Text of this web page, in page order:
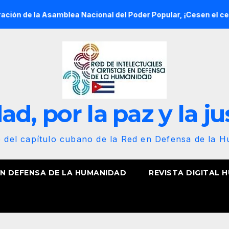
Asamblea Nacional del Poder Popular, ¡Cesen el cerco
por la paz y la
del capítulo cubano de la Red en Defensa de la
DEFENSA DE LA HUMANIDAD REVISTA DIGITAL